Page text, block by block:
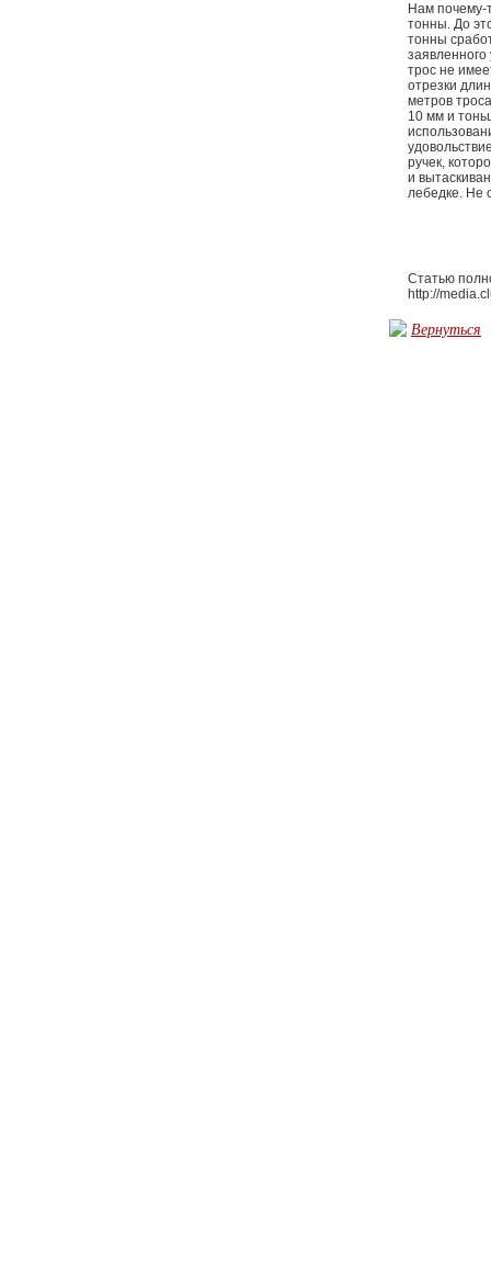
Нам почему-
тонны. До
тонны
трос не
отрезки
метров
10 мм и
ручек,
и
лебедке. Не
Статью
http://
Вернуться